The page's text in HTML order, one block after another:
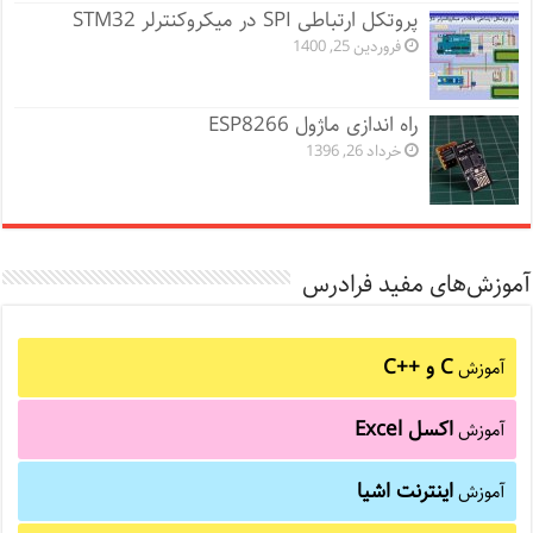
پروتکل ارتباطی SPI در میکروکنترلر STM32
فروردین 25, 1400
راه اندازی ماژول ESP8266
خرداد 26, 1396
آموزش‌های مفید فرادرس
آموزشC و C++‎
آموزشاکسل Excel
آموزشاینترنت اشیا